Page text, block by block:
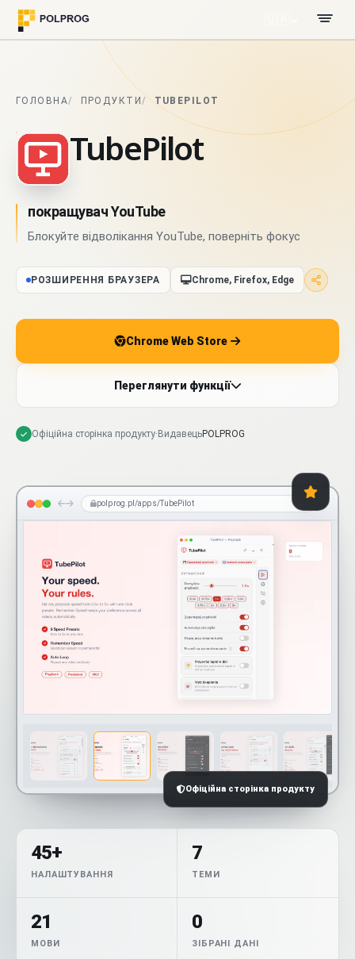
ГОЛОВНА ПРОДУКТИ TUBEPILOT
TubePilot
покращувач YouTube
Блокуйте відволікання YouTube, поверніть фокус
РОЗШИРЕННЯ БРАУЗЕРА Chrome, Firefox, Edge
Chrome Web Store
Переглянути функції
Офіційна сторінка продукту· ВидавецьPOLPROG
polprog.pl/apps/TubePilot
Офіційна сторінка продукту
45+
НАЛАШТУВАННЯ
7
ТЕМИ
21
МОВИ
0
ЗІБРАНІ ДАНІ